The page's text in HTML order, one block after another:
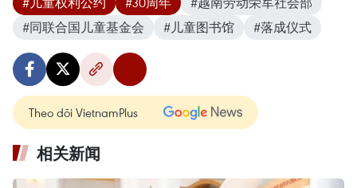
#同联合国儿童基金会
#儿童图书馆 #落成仪式
Theo dõi VietnamPlus
相关新闻